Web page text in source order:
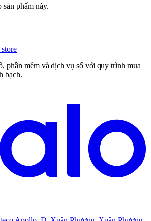
sản phẩm này.
phần mềm và dịch vụ số với quy trình mua
bạch.